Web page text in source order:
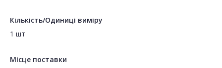
Кількість/Одиниці виміру
1 шт
Місце поставки